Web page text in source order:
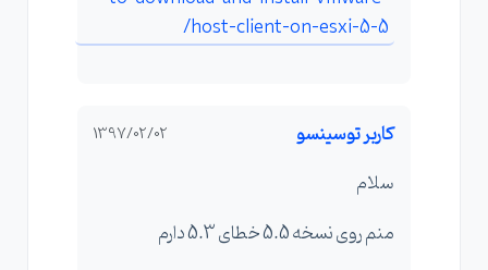
host-client-on-esxi-5-5/
کاربر توسینسو 1397/02/02
سلام
منم روی نسخه 5.5 خطای 5.3 دارم